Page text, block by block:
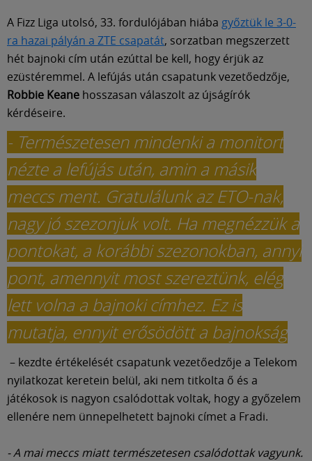
A Fizz Liga utolsó, 33. fordulójában hiába győztük le 3-0-
ra hazai pályán a ZTE csapatát, sorzatban megszerzett
hét bajnoki cím után ezúttal be kell, hogy érjük az
ezüstéremmel. A lefújás után csapatunk vezetőedzője,
Robbie Keane hosszasan válaszolt az újságírók
kérdéseire.
- Természetesen mindenki a monitort
nézte a lefújás után, amin a másik
meccs ment. Gratulálunk az ETO-nak,
nagy jó szezonjuk volt. Ha megnézzük a
pontokat, a korábbi szezonokban, annyi
pont, amennyit most szereztünk, elég
lett volna a bajnoki címhez. Ez is
mutatja, ennyit erősödött a bajnokság
– kezdte értékelését csapatunk vezetőedzője a Telekom
nyilatkozat keretein belül, aki nem titkolta ő és a
játékosok is nagyon csalódottak voltak, hogy a győzelem
ellenére nem ünnepelhetett bajnoki címet a Fradi.
- A mai meccs miatt természetesen csalódottak vagyunk.
Shop
Közösség
Múzeum
English